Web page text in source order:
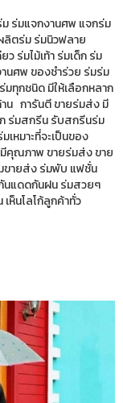
ร่มแจกงานศพ แจกร่ม
ลิตร่ม ร่มนิวฟลาย
ร่มไม้เท้า ร่มเด็ก ร่ม
นศพ ของชำร่วย ร่มร่ม
ทุกชนิด มีให้เลือกหลาก
น การันตี ขายร่มส่ง มี
ร่มสกรีน รับสกรีนร่ม
หมาะที่จะเป็นของ
คุณภาพ ขายร่มส่ง ขาย
ขายส่ง ร่มพับ แฟชั่น
นแดดกันฝน ร่มสวยๆ
ห็นโลโก้ลูกค้าทั่ว